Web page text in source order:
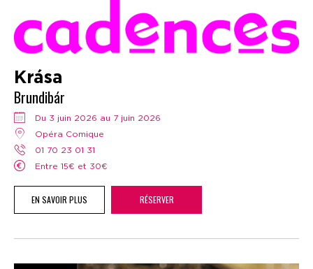
Krása
Brundibár
Du 3 juin 2026 au 7 juin 2026
Opéra Comique
01 70 23 01 31
Entre 15€ et 30€
EN SAVOIR PLUS RÉSERVER